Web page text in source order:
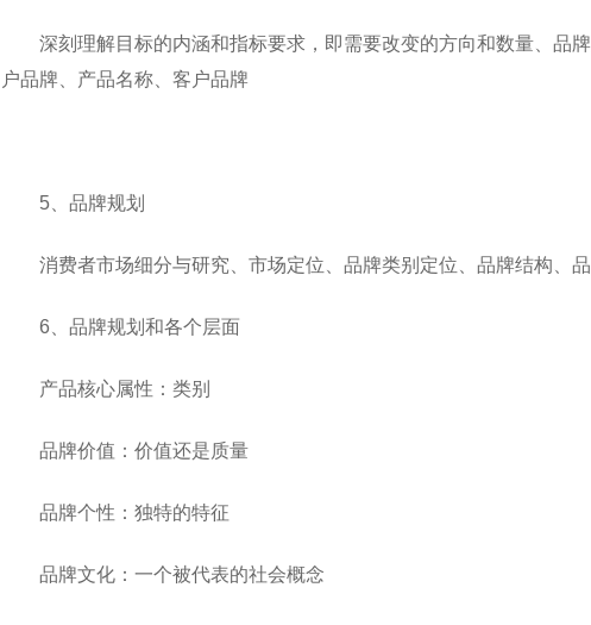
深刻理解目标的内涵和指标要求，即需要改变的方向和数量、品
户品牌、产品名称、客户品牌
5、品牌规划
消费者市场细分与研究、市场定位、品牌类别定位、品牌结构、
6、品牌规划和各个层面
产品核心属性：类别
品牌价值：价值还是质量
品牌个性：独特的特征
品牌文化：一个被代表的社会概念